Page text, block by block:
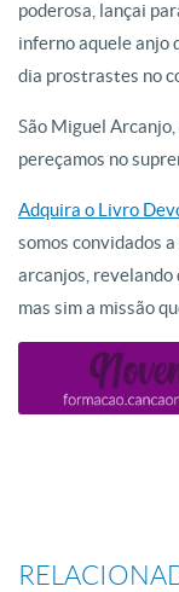
poderosa, lançai
inferno aquele anjo
dia prostrastes no
São Miguel
pereçamos no
Adquira o Livro
somos convidados
arcanjos, revelando
mas sim a missão